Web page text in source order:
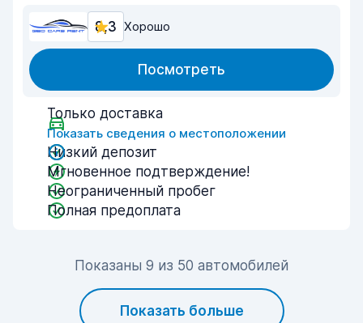
8,3 Хорошо
Посмотреть
Только доставка
Показать сведения о местоположении
Низкий депозит
Мгновенное подтверждение!
Неограниченный пробег
Полная предоплата
Показаны 9 из 50 автомобилей
Показать больше